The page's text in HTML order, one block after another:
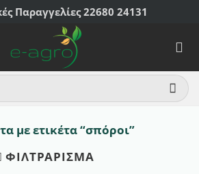
Παραγγελίες 22680 24131
με ετικέτα “σπόροι”
ΦΙΛΤΡΆΡΙΣΜΑ